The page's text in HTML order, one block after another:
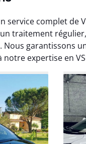
service complet de
traitement
Nous garantissons
expertise en